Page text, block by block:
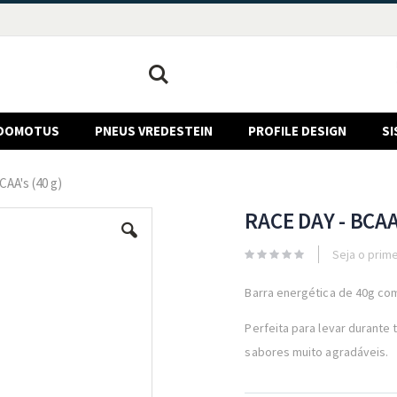
PNEUS VREDESTEIN PROFILE DESIGN
(40 g)
RACE DAY -
Seja o
Barra energética de 40g
Perfeita para levar durante
sabores muito agradáveis.